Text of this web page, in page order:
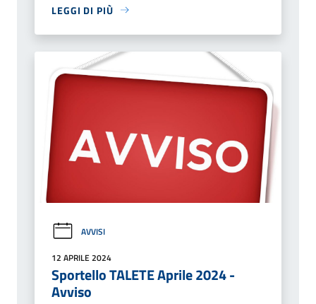
LEGGI DI PIÙ
AVVISI
12 APRILE 2024
Sportello TALETE Aprile 2024 -
Avviso